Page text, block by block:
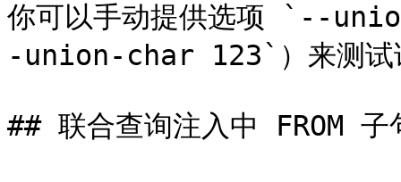
你可以手动提供选项 `--
-union-char 123`）来测试
## 联合查询注入中 FROM 子